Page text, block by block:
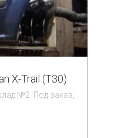
X-Trail (T30)
№2. Под заказ;